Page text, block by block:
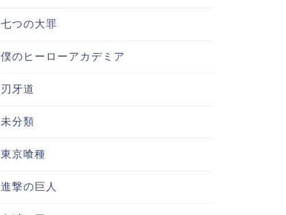
七つの大罪
僕のヒーローアカデミア
刃牙道
未分類
東京喰種
進撃の巨人